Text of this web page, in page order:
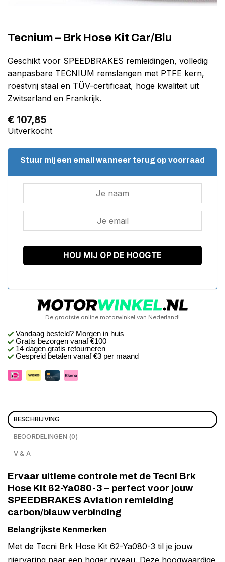
Tecnium – Brk Hose Kit Car/Blu
Geschikt voor SPEEDBRAKES remleidingen, volledig
aanpasbare TECNIUM remslangen met PTFE kern,
roestvrij staal en TÜV-certificaat, hoge kwaliteit uit
Zwitserland en Frankrijk.
€ 107,85
Uitverkocht
Stuur mij een email wanneer terug op voorraad
De grootste online motorwinkel van Nederland!
Vandaag besteld? Morgen in huis
Gratis bezorgen vanaf €100
14 dagen gratis retourneren
Gespreid betalen vanaf €3 per maand
BESCHRIJVING
BEOORDELINGEN (0)
V & A
Ervaar ultieme controle met de Tecni Brk
Hose Kit 62-Ya080-3 – perfect voor jouw
SPEEDBRAKES Aviation remleiding
carbon/blauw verbinding
Belangrijkste Kenmerken
Met de Tecni Brk Hose Kit 62-Ya080-3 til je jouw
rijervaring naar een hoger niveau. Deze hoogwaardige